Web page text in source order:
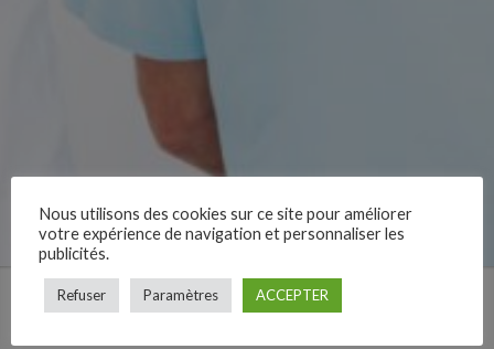
Nous utilisons des cookies sur ce site pour améliorer
votre expérience de navigation et personnaliser les
publicités.
Refuser Paramètres ACCEPTER